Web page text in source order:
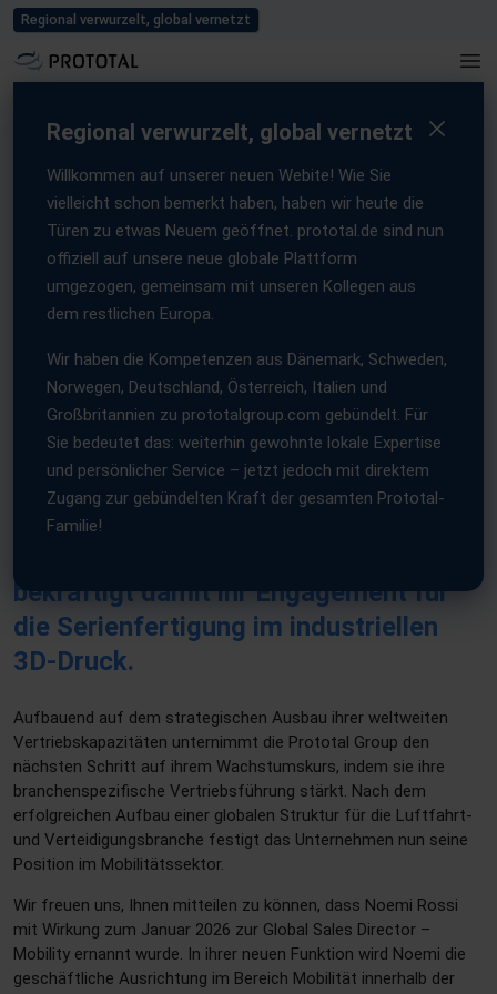
Regional verwurzelt, global vernetzt
Regional verwurzelt, global vernetzt
Willkommen auf unserer neuen Webite! Wie Sie
vielleicht schon bemerkt haben, haben wir heute die
Türen zu etwas Neuem geöffnet. prototal.de sind nun
offiziell auf unsere neue globale Plattform
umgezogen, gemeinsam mit unseren Kollegen aus
dem restlichen Europa.
Wir haben die Kompetenzen aus Dänemark, Schweden,
Norwegen, Deutschland, Österreich, Italien und
Großbritannien zu prototalgroup.com gebündelt. Für
Sie bedeutet das: weiterhin gewohnte lokale Expertise
und persönlicher Service – jetzt jedoch mit direktem
Zugang zur gebündelten Kraft der gesamten Prototal-
Familie!
Home/Presse /Neuer Global Sales Director für den Mobilitätssektor
Neuer Global Sales
Director für den
Mobilitätssektor
13 January, 2026
Die Prototal Group schärft ihre
branchenorientierte
Geschäftsstrategie mit der Ernennung
einer neuen Führungskraft in der
bekräftigt damit ihr Engagement für
die Serienfertigung im industriellen
3D-Druck.
Aufbauend auf dem strategischen Ausbau ihrer weltweiten
Vertriebskapazitäten unternimmt die Prototal Group den
nächsten Schritt auf ihrem Wachstumskurs, indem sie ihre
branchenspezifische Vertriebsführung stärkt. Nach dem
erfolgreichen Aufbau einer globalen Struktur für die Luftfahrt-
und Verteidigungsbranche festigt das Unternehmen nun seine
Position im Mobilitätssektor.
Wir freuen uns, Ihnen mitteilen zu können, dass Noemi Rossi
mit Wirkung zum Januar 2026 zur Global Sales Director –
Mobility ernannt wurde. In ihrer neuen Funktion wird Noemi die
geschäftliche Ausrichtung im Bereich Mobilität innerhalb der